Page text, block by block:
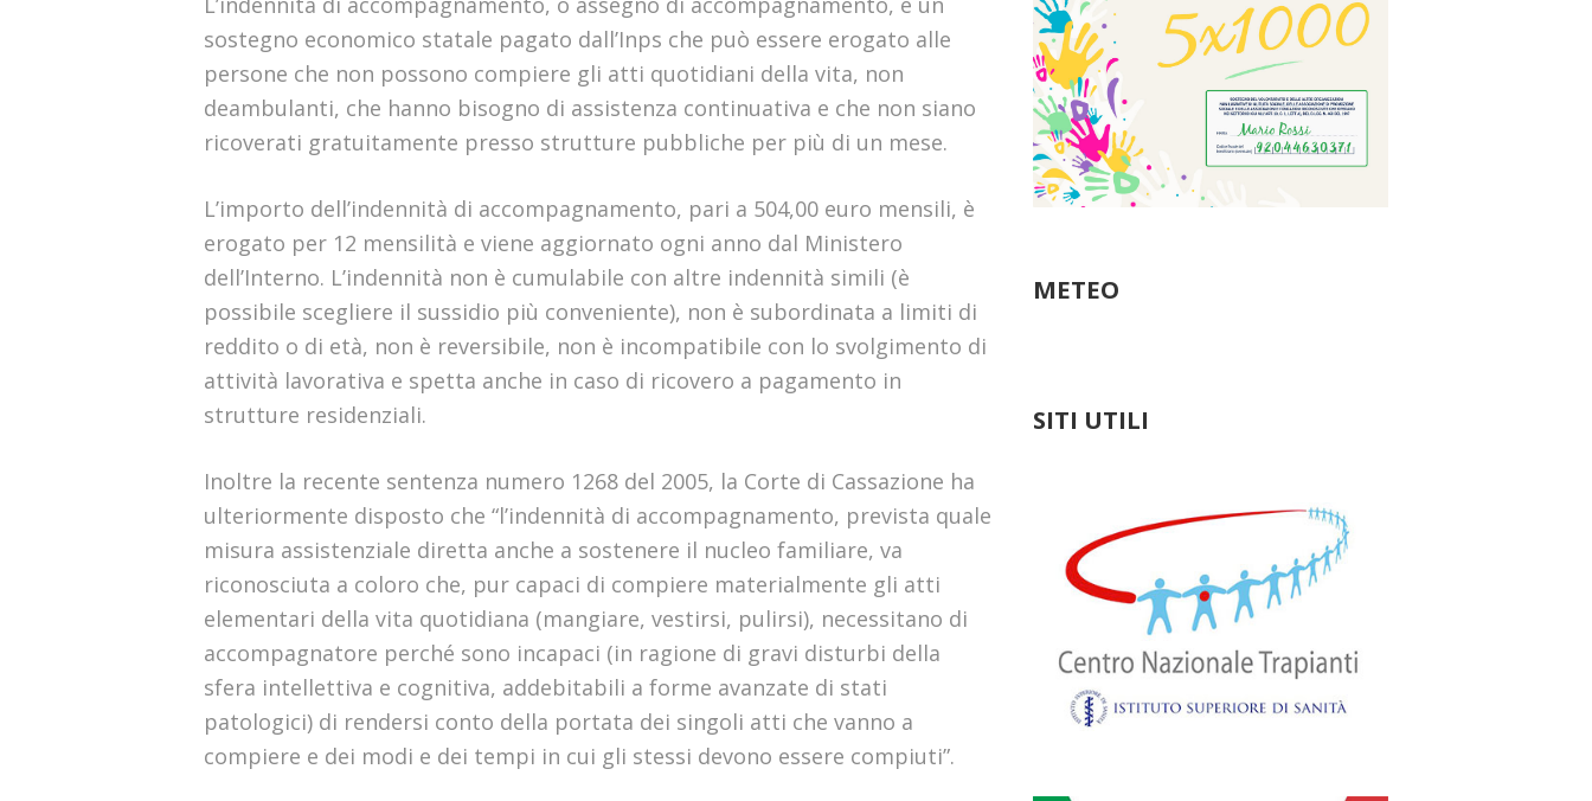
sostegno economico statale pagato dall’Inps che può essere erogato alle
persone che non possono compiere gli atti quotidiani della vita, non
deambulanti, che hanno bisogno di assistenza continuativa e che non siano
ricoverati gratuitamente presso strutture pubbliche per più di un mese.
L’importo dell’indennità di accompagnamento, pari a 504,00 euro mensili, è
erogato per 12 mensilità e viene aggiornato ogni anno dal Ministero
dell’Interno. L’indennità non è cumulabile con altre indennità simili (è
possibile scegliere il sussidio più conveniente), non è subordinata a limiti di
reddito o di età, non è reversibile, non è incompatibile con lo svolgimento di
attività lavorativa e spetta anche in caso di ricovero a pagamento in
strutture residenziali.
Inoltre la recente sentenza numero 1268 del 2005, la Corte di Cassazione ha
ulteriormente disposto che “l’indennità di accompagnamento, prevista quale
misura assistenziale diretta anche a sostenere il nucleo familiare, va
riconosciuta a coloro che, pur capaci di compiere materialmente gli atti
elementari della vita quotidiana (mangiare, vestirsi, pulirsi), necessitano di
accompagnatore perché sono incapaci (in ragione di gravi disturbi della
sfera intellettiva e cognitiva, addebitabili a forme avanzate di stati
patologici) di rendersi conto della portata dei singoli atti che vanno a
compiere e dei modi e dei tempi in cui gli stessi devono essere compiuti”.
METEO
SITI UTILI